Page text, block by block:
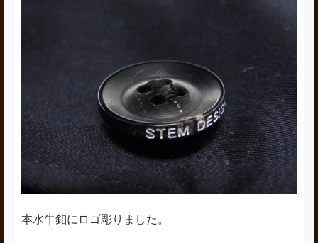
本水牛釦にロゴ彫りました。